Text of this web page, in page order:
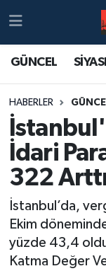
GÜNCEL
HABERLER
İdari
322
İstanbul’da,
Ekim
yüzde 43,4
Katma Değer